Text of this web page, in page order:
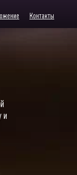
Контакты
и